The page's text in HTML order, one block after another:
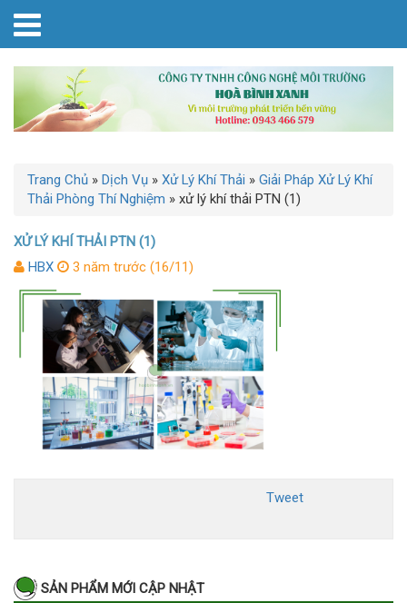
Trang Chủ » Dịch Vụ » Xử Lý Khí Thải » Giải Pháp Xử Lý Khí
Thải Phòng Thí Nghiệm » xử lý khí thải PTN (1)
XỬ LÝ KHÍ THẢI PTN (1)
HBX
3 năm trước (16/11)
Tweet
SẢN PHẨM MỚI CẬP NHẬT